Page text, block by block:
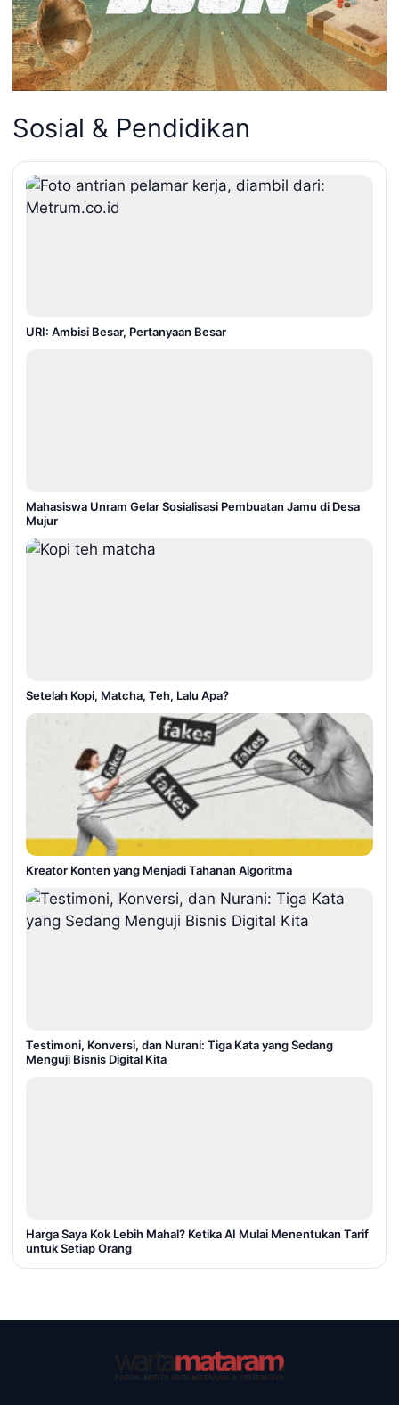
Sosial & Pendidikan
URI: Ambisi Besar, Pertanyaan Besar
Mahasiswa Unram Gelar Sosialisasi Pembuatan Jamu di Desa
Mujur
Setelah Kopi, Matcha, Teh, Lalu Apa?
Kreator Konten yang Menjadi Tahanan Algoritma
Testimoni, Konversi, dan Nurani: Tiga Kata yang Sedang
Menguji Bisnis Digital Kita
Harga Saya Kok Lebih Mahal? Ketika AI Mulai Menentukan Tarif
untuk Setiap Orang